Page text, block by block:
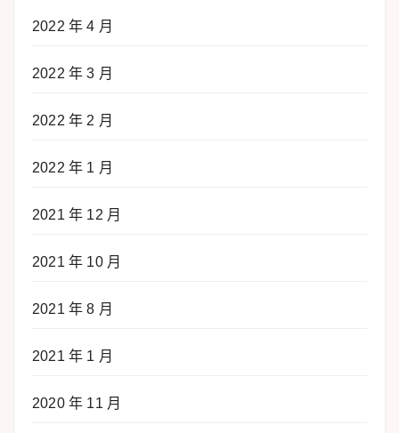
2022 年 4 月
2022 年 3 月
2022 年 2 月
2022 年 1 月
2021 年 12 月
2021 年 10 月
2021 年 8 月
2021 年 1 月
2020 年 11 月